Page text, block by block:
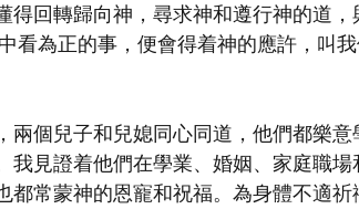
得回轉歸向神，尋求神和遵行神的道
看為正的事，便會得着神的應許，叫
兩個兒子和兒媳同心同道，他們都樂
我見證着他們在學業、婚姻、家庭職
都常蒙神的恩寵和祝福。為身體不適